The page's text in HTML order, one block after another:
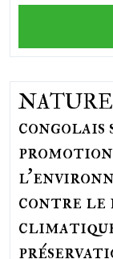
congolais
contre le